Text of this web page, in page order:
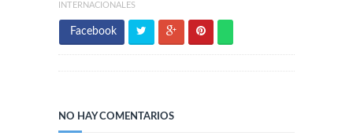
INTERNACIONALES
Facebook
NO HAY COMENTARIOS